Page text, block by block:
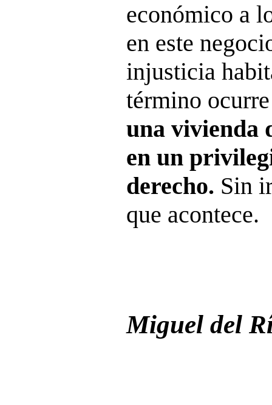
económico a
en este
injusticia
término
una vivienda
en un
derecho. Sin
que acontece.
Miguel del